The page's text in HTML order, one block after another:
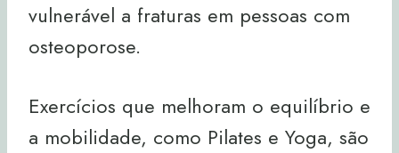
vulnerável a fraturas em pessoas com
osteoporose.
Exercícios que melhoram o equilíbrio e
a mobilidade, como Pilates e Yoga, são